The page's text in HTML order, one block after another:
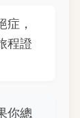
，
程證
你總